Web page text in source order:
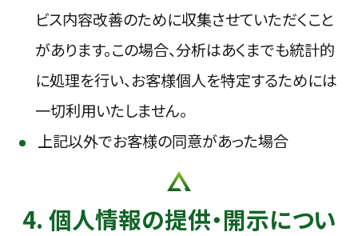
ビス内容改善のために収集させていただくこと
があります。この場合、分析はあくまでも統計的
に処理を行い、お客様個人を特定するためには
一切利用いたしません。
上記以外でお客様の同意があった場合
4. 個人情報の提供・開示につい